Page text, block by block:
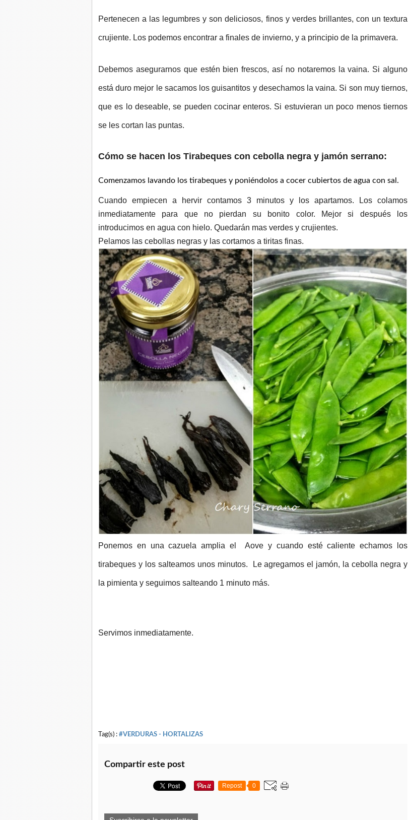
Pertenecen a las legumbres y son deliciosos, finos y verdes brillantes, con un textura
crujiente. Los podemos encontrar a finales de invierno, y a principio de la primavera.
Debemos asegurarnos que estén bien frescos, así no notaremos la vaina. Si alguno
está duro mejor le sacamos los guisantitos y desechamos la vaina. Si son muy tiernos,
que es lo deseable, se pueden cocinar enteros. Si estuvieran un poco menos tiernos
se les cortan las puntas.
Cómo se hacen los Tirabeques con cebolla negra y jamón serrano:
Comenzamos lavando los tirabeques y poniéndolos a cocer cubiertos de agua con sal.
Cuando empiecen a hervir contamos 3 minutos y los apartamos. Los colamos
inmediatamente para que no pierdan su bonito color. Mejor si después los
introducimos en agua con hielo. Quedarán mas verdes y crujientes.
Pelamos las cebollas negras y las cortamos a tiritas finas.
Ponemos en una cazuela amplia el Aove y cuando esté caliente echamos los
tirabeques y los salteamos unos minutos. Le agregamos el jamón, la cebolla negra y
la pimienta y seguimos salteando 1 minuto más.
Servimos inmediatamente.
Tag(s) : #VERDURAS - HORTALIZAS
Compartir este post
Repost 0